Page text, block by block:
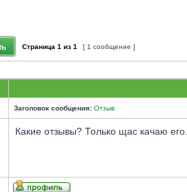
Страница 1 из 1 [ 1 сообщение ]
Заголовок сообщения: Отзыв
Какие отзывы? Только щас качаю его.